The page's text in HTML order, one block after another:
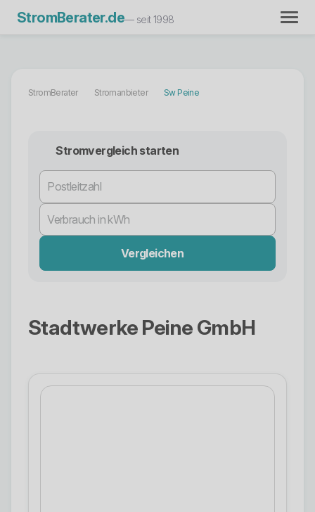
StromBerater.de— seit 1998
StromBerater Stromanbieter Sw Peine
Stromvergleich starten
Vergleichen
Stadtwerke Peine GmbH